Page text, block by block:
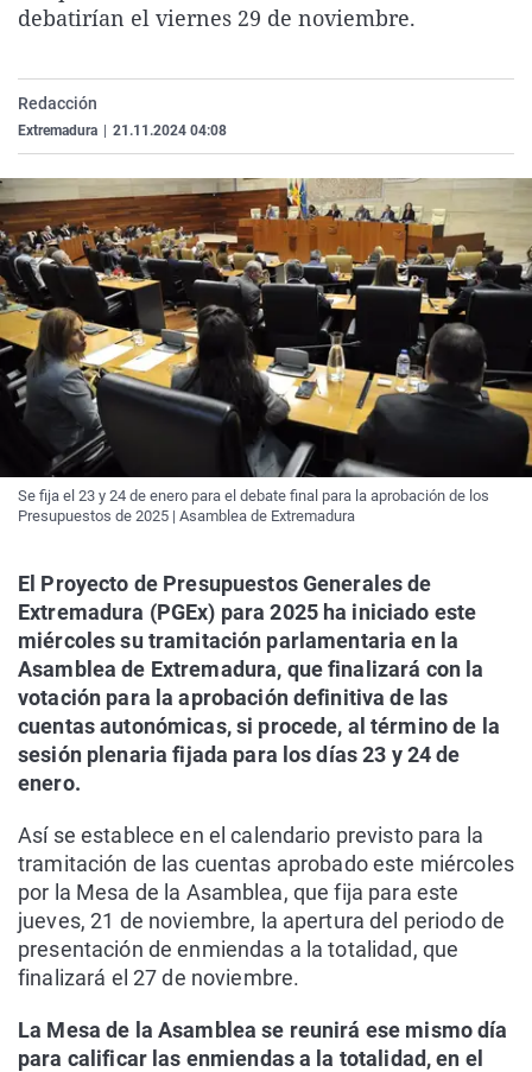
La rosa de los vientos
Caso
Extremadura
País Vasco
Virales
debatirían el viernes 29 de noviembre.
Redacción
Extremadura 21.11.2024 04:08
Se fija el 23 y 24 de enero para el debate final para la aprobación de los
Presupuestos de 2025 | Asamblea de Extremadura
El Proyecto de Presupuestos Generales de
Extremadura (PGEx) para 2025 ha iniciado este
miércoles su tramitación parlamentaria en la
Asamblea de Extremadura, que finalizará con la
votación para la aprobación definitiva de las
cuentas autonómicas, si procede, al término de la
sesión plenaria fijada para los días 23 y 24 de
enero.
Así se establece en el calendario previsto para la
tramitación de las cuentas aprobado este miércoles
por la Mesa de la Asamblea, que fija para este
jueves, 21 de noviembre, la apertura del periodo de
presentación de enmiendas a la totalidad, que
finalizará el 27 de noviembre.
La Mesa de la Asamblea se reunirá ese mismo día
para calificar las enmiendas a la totalidad, en el